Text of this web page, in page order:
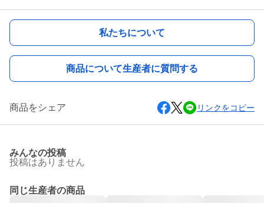
私たちについて
商品について生産者に質問する
商品をシェア リンクをコピー
みんなの投稿
投稿はありません
同じ生産者の商品